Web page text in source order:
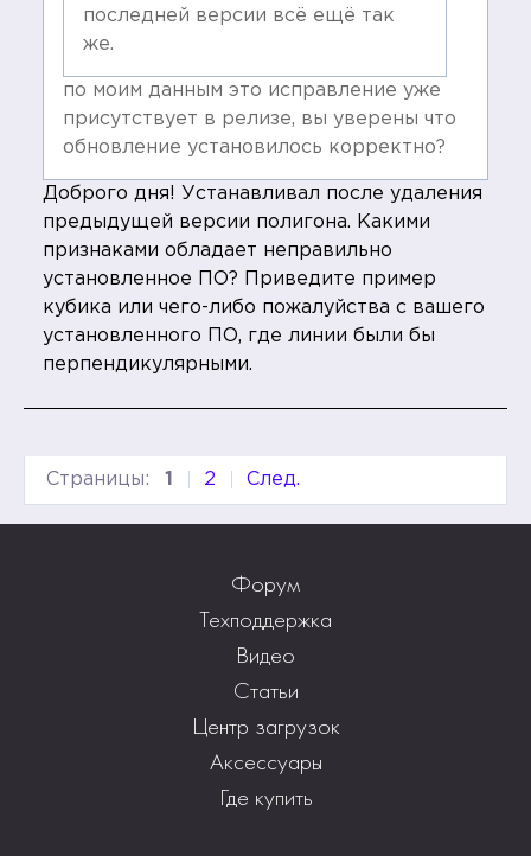
последней версии всё ещё так
же.
по моим данным это исправление уже
присутствует в релизе, вы уверены что
обновление установилось корректно?
Доброго дня! Устанавливал после удаления
предыдущей версии полигона. Какими
признаками обладает неправильно
установленное ПО? Приведите пример
кубика или чего-либо пожалуйства с вашего
установленного ПО, где линии были бы
перпендикулярными.
Страницы: 1 2 След.
Форум
Техподдержка
Видео
Статьи
Центр загрузок
Аксессуары
Где купить